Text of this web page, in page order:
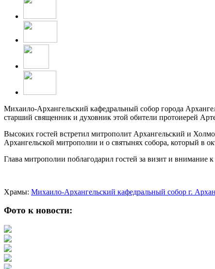
Михаило-Архангельский кафедральный собор города
старший священник и духовник этой обители протоиерей
Высоких гостей встретил митрополит Архангельский и
Архангельской митрополии и о святынях собора, который в
Глава митрополии поблагодарил гостей за визит и внимание
Храмы: Михаило-Архангельский кафедральный собор г.
Фото к новости: